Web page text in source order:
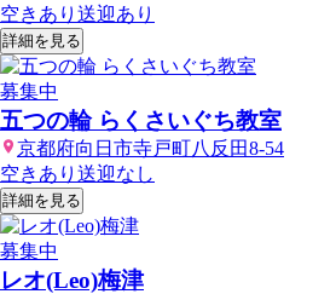
空きあり 送迎あり
詳細を見る
募集中
五つの輪 らくさいぐち教室
京都府向日市寺戸町八反田8-54
空きあり 送迎なし
詳細を見る
募集中
レオ(Leo)梅津